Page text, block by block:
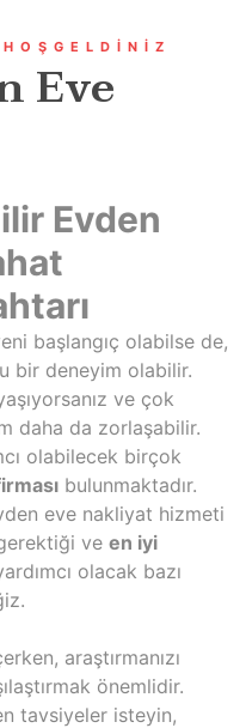
Eve
Evden
başlangıç ​​olabilse de,
bir deneyim olabilir.
ve çok
daha da zorlaşabilir.
olabilecek birçok
bulunmaktadır.
eve nakliyat hizmeti
ve en iyi
olacak bazı
araştırmanızı
önemlidir.
tavsiyeler isteyin,